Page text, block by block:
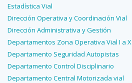
Estadística Vial
Dirección Operativa y Coordinación Vial
Dirección Administrativa y Gestión
Departamentos Zona Operativa Vial I a X
Departamento Seguridad Autopistas
Departamento Control Disciplinario
Departamento Central Motorizada vial